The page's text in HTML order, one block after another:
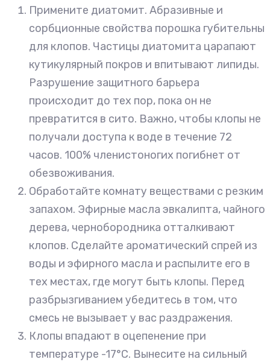
Примените диатомит. Абразивные и
сорбционные свойства порошка губительны
для клопов. Частицы диатомита царапают
кутикулярный покров и впитывают липиды.
Разрушение защитного барьера
происходит до тех пор, пока он не
превратится в сито. Важно, чтобы клопы не
получали доступа к воде в течение 72
часов. 100% членистоногих погибнет от
обезвоживания.
Обработайте комнату веществами с резким
запахом. Эфирные масла эвкалипта, чайного
дерева, чернобородника отталкивают
клопов. Сделайте ароматический спрей из
воды и эфирного масла и распылите его в
тех местах, где могут быть клопы. Перед
разбрызгиванием убедитесь в том, что
смесь не вызывает у вас раздражения.
Клопы впадают в оцепенение при
температуре -17°С. Вынесите на сильный